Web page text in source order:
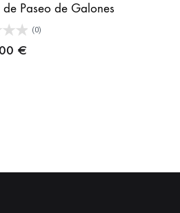
Paseo de Galones
(0)
€